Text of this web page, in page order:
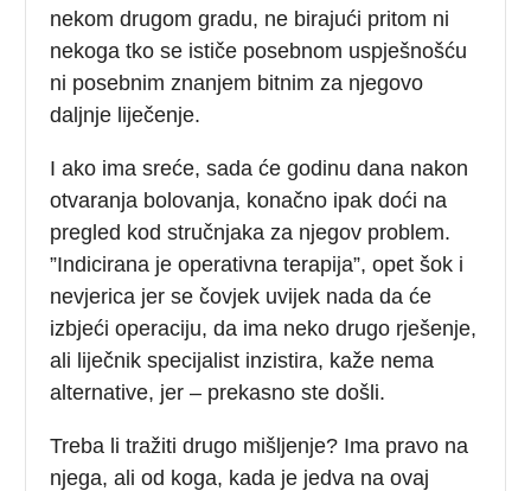
nekom drugom gradu, ne birajući pritom ni
nekoga tko se ističe posebnom uspješnošću
ni posebnim znanjem bitnim za njegovo
daljnje liječenje.
I ako ima sreće, sada će godinu dana nakon
otvaranja bolovanja, konačno ipak doći na
pregled kod stručnjaka za njegov problem.
”Indicirana je operativna terapija”, opet šok i
nevjerica jer se čovjek uvijek nada da će
izbjeći operaciju, da ima neko drugo rješenje,
ali liječnik specijalist inzistira, kaže nema
alternative, jer – prekasno ste došli.
Treba li tražiti drugo mišljenje? Ima pravo na
njega, ali od koga, kada je jedva na ovaj